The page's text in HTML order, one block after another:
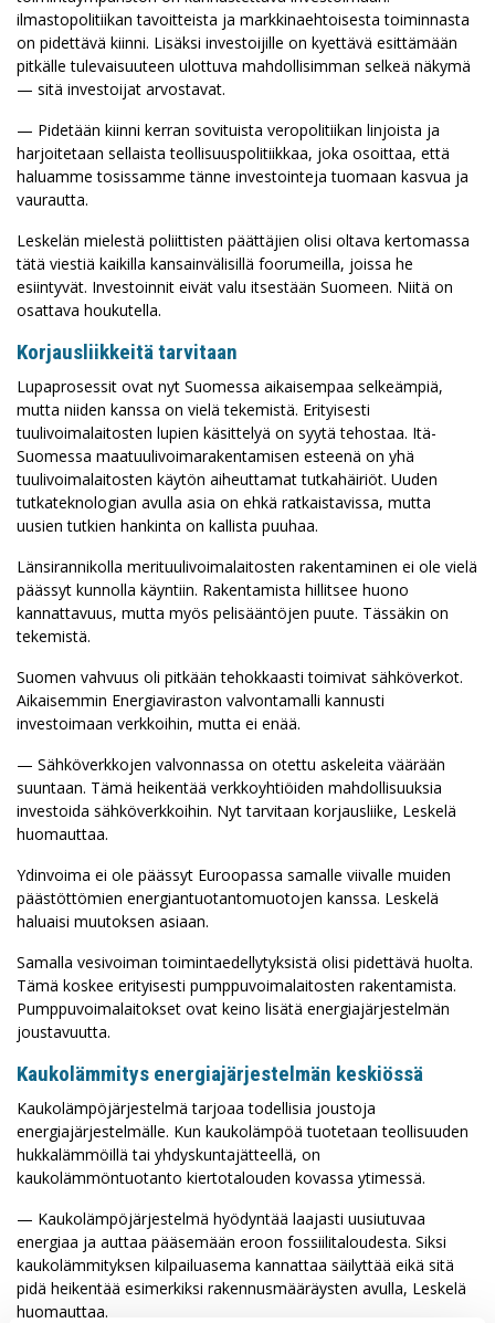
ilmastopolitiikan tavoitteista ja markkinaehtoisesta toiminnasta
on pidettävä kiinni. Lisäksi investoijille on kyettävä esittämään
pitkälle tulevaisuuteen ulottuva mahdollisimman selkeä näkymä
— sitä investoijat arvostavat.
— Pidetään kiinni kerran sovituista veropolitiikan linjoista ja
harjoitetaan sellaista teollisuuspolitiikkaa, joka osoittaa, että
haluamme tosissamme tänne investointeja tuomaan kasvua ja
vaurautta.
Leskelän mielestä poliittisten päättäjien olisi oltava kertomassa
tätä viestiä kaikilla kansainvälisillä foorumeilla, joissa he
esiintyvät. Investoinnit eivät valu itsestään Suomeen. Niitä on
osattava houkutella.
Korjausliikkeitä tarvitaan
Lupaprosessit ovat nyt Suomessa aikaisempaa selkeämpiä,
mutta niiden kanssa on vielä tekemistä. Erityisesti
tuulivoimalaitosten lupien käsittelyä on syytä tehostaa. Itä-
Suomessa maatuulivoimarakentamisen esteenä on yhä
tuulivoimalaitosten käytön aiheuttamat tutkahäiriöt. Uuden
tutkateknologian avulla asia on ehkä ratkaistavissa, mutta
uusien tutkien hankinta on kallista puuhaa.
Länsirannikolla merituulivoimalaitosten rakentaminen ei ole vielä
päässyt kunnolla käyntiin. Rakentamista hillitsee huono
kannattavuus, mutta myös pelisääntöjen puute. Tässäkin on
tekemistä.
Suomen vahvuus oli pitkään tehokkaasti toimivat sähköverkot.
Aikaisemmin Energiaviraston valvontamalli kannusti
investoimaan verkkoihin, mutta ei enää.
— Sähköverkkojen valvonnassa on otettu askeleita väärään
suuntaan. Tämä heikentää verkkoyhtiöiden mahdollisuuksia
investoida sähköverkkoihin. Nyt tarvitaan korjausliike, Leskelä
huomauttaa.
Ydinvoima ei ole päässyt Euroopassa samalle viivalle muiden
päästöttömien energiantuotantomuotojen kanssa. Leskelä
haluaisi muutoksen asiaan.
Samalla vesivoiman toimintaedellytyksistä olisi pidettävä huolta.
Tämä koskee erityisesti pumppuvoimalaitosten rakentamista.
Pumppuvoimalaitokset ovat keino lisätä energiajärjestelmän
joustavuutta.
Kaukolämmitys energiajärjestelmän keskiössä
Kaukolämpöjärjestelmä tarjoaa todellisia joustoja
energiajärjestelmälle. Kun kaukolämpöä tuotetaan teollisuuden
hukkalämmöillä tai yhdyskuntajätteellä, on
kaukolämmöntuotanto kiertotalouden kovassa ytimessä.
— Kaukolämpöjärjestelmä hyödyntää laajasti uusiutuvaa
energiaa ja auttaa pääsemään eroon fossiilitaloudesta. Siksi
kaukolämmityksen kilpailuasema kannattaa säilyttää eikä sitä
pidä heikentää esimerkiksi rakennusmääräysten avulla, Leskelä
huomauttaa.